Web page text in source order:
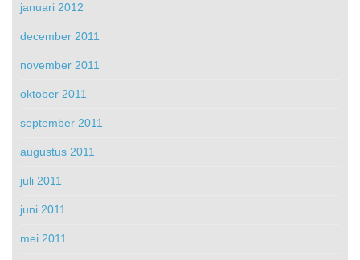
januari 2012
december 2011
november 2011
oktober 2011
september 2011
augustus 2011
juli 2011
juni 2011
mei 2011